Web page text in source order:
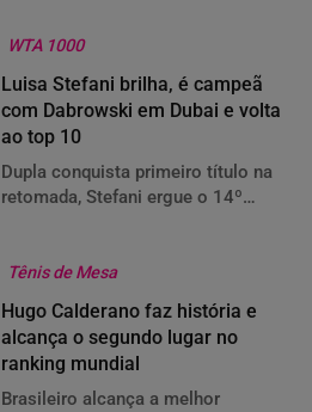
WTA 1000
Luisa Stefani brilha, é campeã
com Dabrowski em Dubai e volta
ao top 10
Dupla conquista primeiro título na
retomada, Stefani ergue o 14º
do ano
Tênis de Mesa
Hugo Calderano faz história e
alcança o segundo lugar no
ranking mundial
Brasileiro alcança a melhor